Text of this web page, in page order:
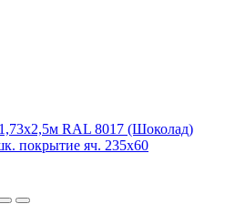
RAL 8017 (Шоколад)
покрытие яч. 235х60